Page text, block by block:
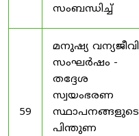
സംബന്ധിച്ച്
59
മനുഷ്യ വന്യജീവി
സംഘർഷം -
തദ്ദേശ
സ്വയംഭരണ
സ്ഥാപനങ്ങളുടെ
പിന്തുണ